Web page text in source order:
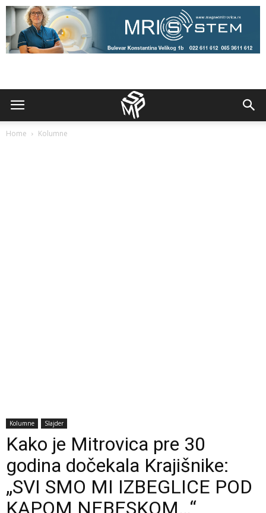
Home Kolumne
Kolumne Slajder
Kako je Mitrovica pre 30
godina dočekala Krajišnike:
„SVI SMO MI IZBEGLICE POD
KAPOM NEBESKOM…“